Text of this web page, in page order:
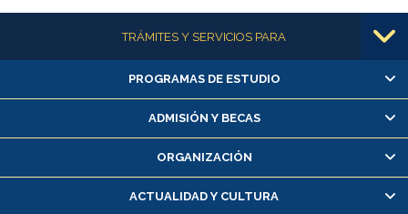
Más informaciónTRÁMITES Y SERVICIOS PARA
Alumnas/os y exalumnas/os
Matrícula en línea
Inscripción y cambio de asignaturas
Consulta y certificado de notas
PROGRAMAS DE ESTUDIO
ADMISIÓN Y BECAS
ORGANIZACIÓN
ACTUALIDAD Y CULTURA